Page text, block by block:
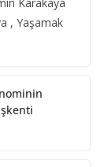
, Yaşamak